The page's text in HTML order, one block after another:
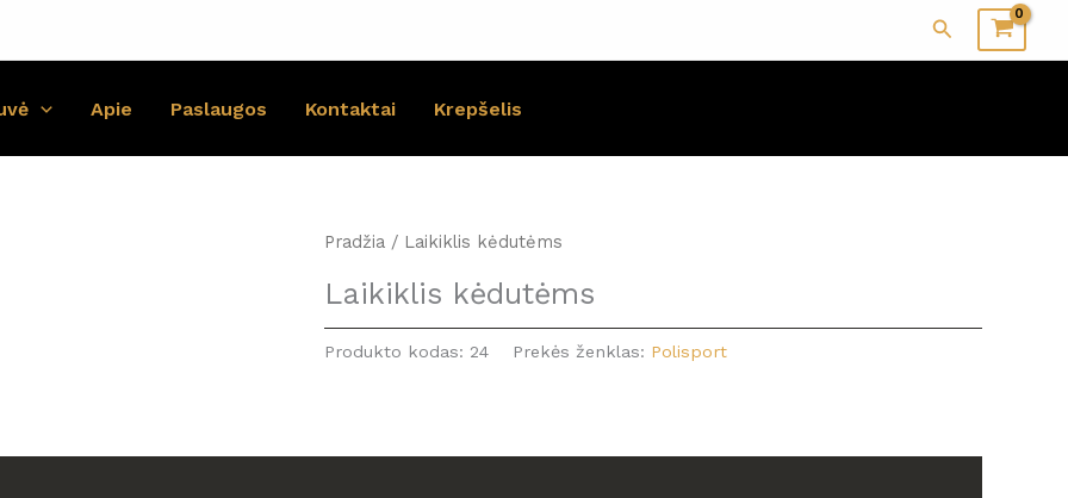
Paieška
Apie Paslaugos Kontaktai Krepšelis
Pradžia / Laikiklis kėdutėms
Laikiklis kėdutėms
Produkto kodas: 24 Prekės ženklas: Polisport